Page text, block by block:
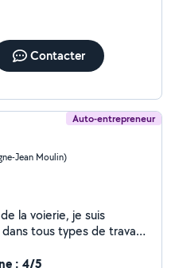
Contacter
Auto-entrepreneur
Jean Moulin)
la voierie, je suis
tous types de travaux
créations de massifs,
: 4/5